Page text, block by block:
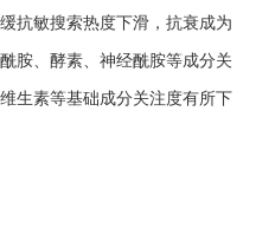
抗敏搜索热度下滑，抗衰成为
胺、酵素、神经酰胺等成分关
生素等基础成分关注度有所下